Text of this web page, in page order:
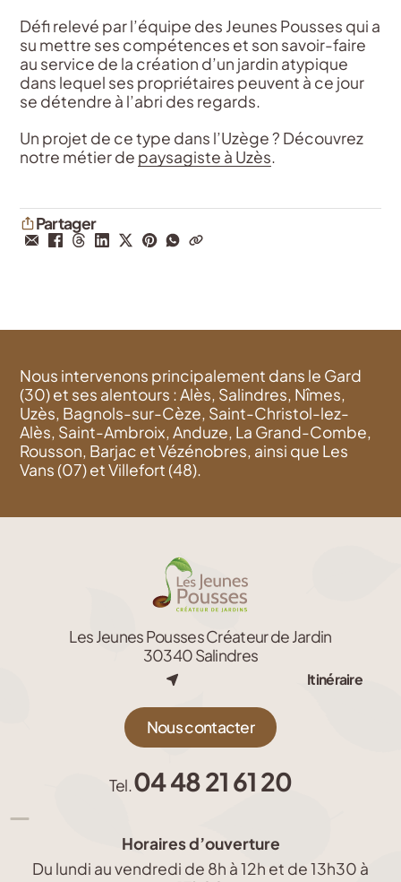
Défi relevé par l’équipe des Jeunes Pousses qui a
su mettre ses compétences et son savoir-faire
au service de la création d’un jardin atypique
dans lequel ses propriétaires peuvent à ce jour
se détendre à l’abri des regards.
Un projet de ce type dans l’Uzège ? Découvrez
notre métier de paysagiste à Uzès.
Partager
Nous intervenons principalement dans le Gard
(30) et ses alentours : Alès, Salindres, Nîmes,
Uzès, Bagnols-sur-Cèze, Saint-Christol-lez-
Alès, Saint-Ambroix, Anduze, La Grand-Combe,
Rousson, Barjac et Vézénobres, ainsi que Les
Vans (07) et Villefort (48).
Les Jeunes Pousses Créateur de Jardin
30340 Salindres
Itinéraire
Nous contacter
Tel.04 48 21 61 20
Horaires d’ouverture
Du lundi au vendredi de 8h à 12h et de 13h30 à